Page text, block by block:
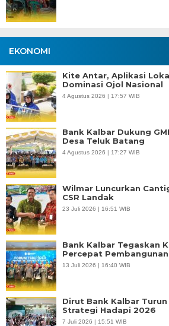
EKONOMI
Kite Antar, Aplikasi
Dominasi Ojol Nasional
4 Agustus 2026 | 17:57 WIB
Bank Kalbar Dukung
Desa Teluk Batang
4 Agustus 2026 | 17:27 WIB
Wilmar Luncurkan
CSR Landak
23 Juli 2026 | 16:51 WIB
Bank Kalbar Tegaskan
Percepat
13 Juli 2026 | 16:40 WIB
Dirut Bank Kalbar
Strategi Hadapi 2026
7 Juli 2026 | 15:51 WIB